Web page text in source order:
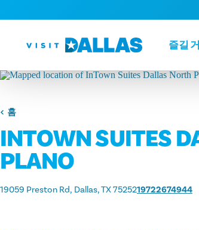
본문으로 건너뛰기
즐길
홈
INTOWN SUITES
PLANO
19059 Preston Rd Dallas, TX 7525219722674944